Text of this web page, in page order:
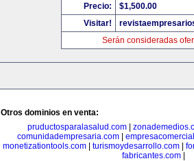
Precio:
$1,500.00
Visitar!
Serán consideradas
Otros dominios en venta:
pruductosparalasalud.com|
comunidadempresaria.com
monetizationtools.com| turismoydesarrollo.com|
fabricantes.com